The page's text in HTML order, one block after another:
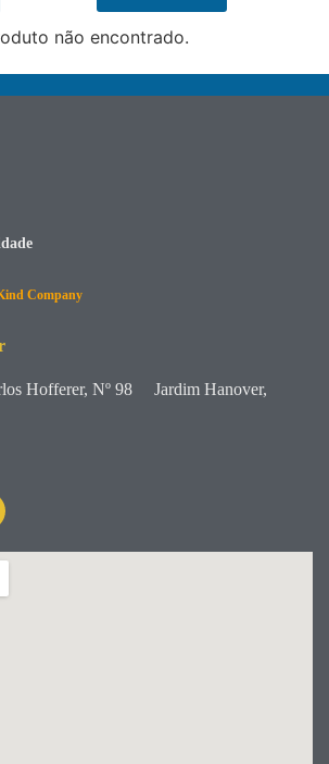
não encontrado.
Company
Hofferer, Nº 98
Jardim Hanover,